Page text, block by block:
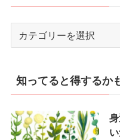
リ
ー
知ってると得するか